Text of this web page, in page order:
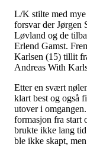
L/K stilte med
forsvar der Jørgen
Løvland og de
Erlend Gamst.
Karlsen (15) tillit
Andreas With
Etter en svært
klart best og også
utover i
formasjon fra start
brukte ikke lang
ble ikke skapt,